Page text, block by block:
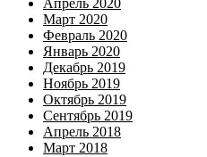
Апрель 2020
Март 2020
Февраль 2020
Январь 2020
Декабрь 2019
Ноябрь 2019
Октябрь 2019
Сентябрь 2019
Апрель 2018
Март 2018